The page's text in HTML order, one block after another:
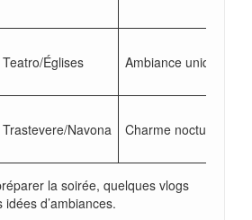
Teatro/Églises Ambiance unique
Trastevere/Navona Charme nocturne
la soirée, quelques vlogs
d’ambiances.